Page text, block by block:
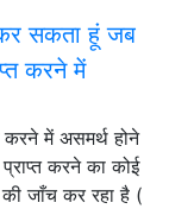
सकता हूं जब
करने में
में असमर्थ होने
करने का कोई
जाँच कर रहा है (